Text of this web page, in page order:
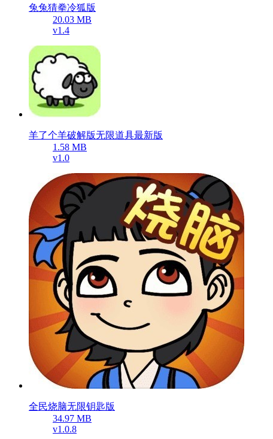
兔兔猜拳冷狐版
20.03 MB
v1.4
羊了个羊破解版无限道具最新版
1.58 MB
v1.0
全民烧脑无限钥匙版
34.97 MB
v1.0.8